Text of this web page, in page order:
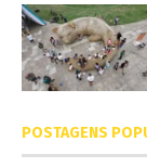
POSTAGENS